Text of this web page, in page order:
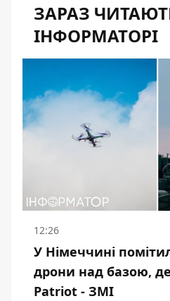
ЗАРАЗ
ІНФОРМАТОРІ
12:26
У Німеччині
дрони над базою,
Patriot - ЗМІ